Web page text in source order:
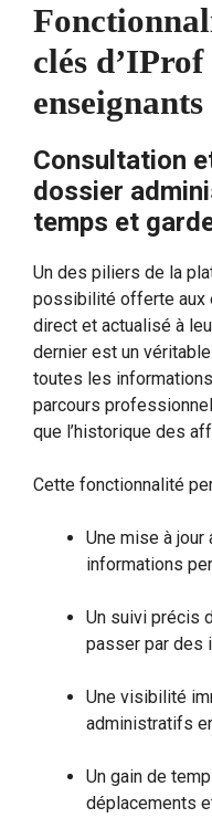
clés
enseignants
Consultation
dossier
temps et
Un des piliers de la
possibilité offerte aux
direct et actualisé à
dernier est un
toutes les
parcours
que l’historique des
Cette fonctionnalité
Une mise à
informations
Un suivi précis
passer par des
Une visibilité
administratifs
Un gain de
déplacements